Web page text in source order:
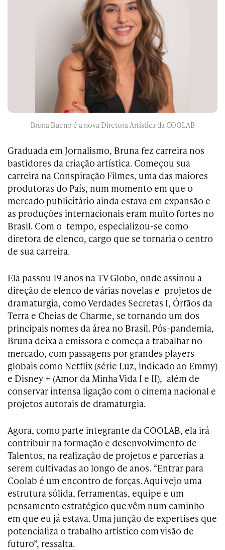
Bruna Bueno é a nova Diretora Artística da COOLAB
Graduada em Jornalismo, Bruna fez carreira nos
bastidores da criação artística. Começou sua
carreira na Conspiração Filmes, uma das maiores
produtoras do País, num momento em que o
mercado publicitário ainda estava em expansão e
as produções internacionais eram muito fortes no
Brasil. Com o tempo, especializou-se como
diretora de elenco, cargo que se tornaria o centro
de sua carreira.
Ela passou 19 anos na TV Globo, onde assinou a
direção de elenco de várias novelas e projetos de
dramaturgia, como Verdades Secretas I, Órfãos da
Terra e Cheias de Charme, se tornando um dos
principais nomes da área no Brasil. Pós-pandemia,
Bruna deixa a emissora e começa a trabalhar no
mercado, com passagens por grandes players
globais como Netflix (série Luz, indicado ao Emmy)
e Disney + (Amor da Minha Vida I e II), além de
conservar intensa ligação com o cinema nacional e
projetos autorais de dramaturgia.
Agora, como parte integrante da COOLAB, ela irá
contribuir na formação e desenvolvimento de
Talentos, na realização de projetos e parcerias a
serem cultivadas ao longo de anos. “Entrar para
Coolab é um encontro de forças. Aqui vejo uma
estrutura sólida, ferramentas, equipe e um
pensamento estratégico que vêm num caminho
em que eu já estava. Uma junção de expertises que
potencializa o trabalho artístico com visão de
futuro”, ressalta.